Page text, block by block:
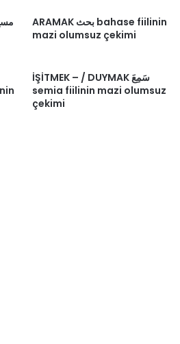
ARAMAK بحث bahase fiilinin
mazi olumsuz çekimi
İŞİTMEK – / DUYMAK سَمِعَ
semia fiilinin mazi olumsuz
çekimi